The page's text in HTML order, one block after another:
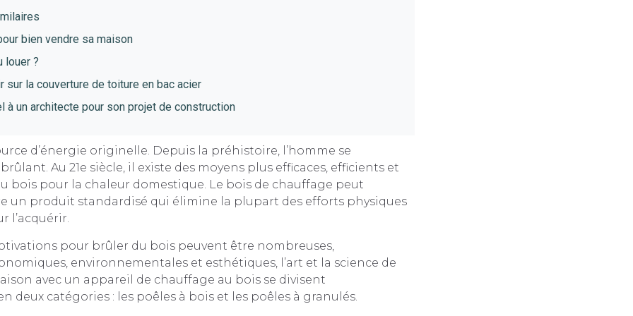
bien vendre sa maison
louer ?
sur la couverture de toiture en bac acier
à un architecte pour son projet de construction
d’énergie originelle. Depuis la préhistoire, l’homme se
Au 21e siècle, il existe des moyens plus efficaces, efficients et
bois pour la chaleur domestique. Le bois de chauffage peut
un produit standardisé qui élimine la plupart des efforts physiques
l’acquérir.
pour brûler du bois peuvent être nombreuses,
environnementales et esthétiques, l’art et la science de
avec un appareil de chauffage au bois se divisent
deux catégories : les poêles à bois et les poêles à granulés.